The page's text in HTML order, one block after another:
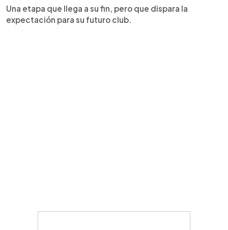
Una etapa que llega a su fin, pero que dispara la
expectación para su futuro club.